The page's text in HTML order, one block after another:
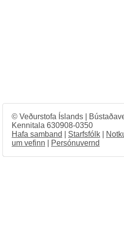
© Veðurstofa Íslands |
Kennitala 630908-0350
Hafa samband
Starfsfólk
um vefinn
Persónuvernd